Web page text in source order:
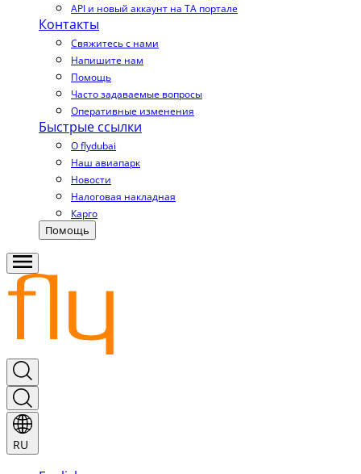
API и новый аккаунт на TA портале
Контакты
Свяжитесь с нами
Напишите нам
Помощь
Часто задаваемые вопросы
Оперативные изменения
Быстрые ссылки
О flydubai
Наш авиапарк
Новости
Налоговая накладная
Карго
Помощь
RU